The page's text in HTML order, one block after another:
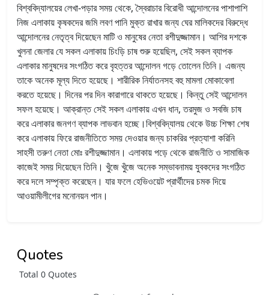
বিশ্ববিদ্যালয়ের লেখা-পড়ার সময়থেকে,স্বৈরাচার বিরোধী আন্দোলনের পাশাপাশি
নিজ এলাকায় কৃষকদের জমি লবণ পানি মুক্ত রাখার জন্য ঘের মালিকদের বিরুদ্ধে
আন্দোলনের নেতৃত্ব দিয়েছেন মাটি ও মানুষের নেতা রশীদুজ্জামান। আশির দশকে
খুলনা জেলার যে সকল এলাকায় চিংড়ি চাষ শুরু হয়েছিল, সেই সকল ব্যাপক
এলাকার মানুষদের সংগঠিত করে বৃহত্তর আন্দোলন গড়ে তোলেন তিনি। এজন্য
তাকে অনেক মূল্য দিতে হয়েছে। শারীরিক নির্যাতনসহ বহু মামলা মোকাবেলা
করতে হয়েছে। দিনের পর দিন কারাগারে থাকতে হয়েছে। কিন্তু সেই আন্দোলন
সফল হয়েছে। আক্রান্ত সেই সকল এলাকায় এখন ধান, তরমুজ ও সবজি চাষ
করে এলাকার জনগণ ব্যাপক লাভবান হচ্ছে।বিশ্ববিদ্যালয় থেকে উচ্চ শিক্ষা শেষ
করে এলাকায় ফিরে রাজনীতিতে সময় দেওয়ার জন্য চাকরির প্রত্যাশা করিনি
সাহসী তরুণ নেতা মোঃ রশীদুজ্জামান। এলাকায় পড়ে থেকেরাজনীতিও সামাজিক
কাজেই সময় দিয়েছেন তিনি। খুঁজে খুঁজে অনেক সম্ভাবনাময় যুবকদের সংগঠিত
করে দলে সম্পৃক্ত করেছেন। যার ফলে হেভিওয়েট প্রার্থীদের চমক দিয়ে
আওয়ামীলীগের মনোনয়ন পান।
Quotes
Total 0 Quotes